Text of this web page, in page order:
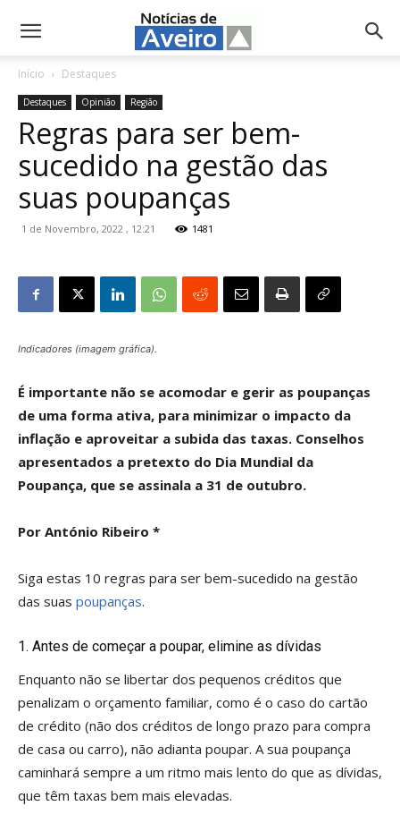
NotíciasdeAveiro.pt
Início Destaques
Destaques Opinião Região
Regras para ser bem-
sucedido na gestão das
suas poupanças
1 de Novembro, 2022 , 12:21 1481
Indicadores (imagem gráfica).
É importante não se acomodar e gerir as poupanças
de uma forma ativa, para minimizar o impacto da
inflação e aproveitar a subida das taxas. Conselhos
apresentados a pretexto do Dia Mundial da
Poupança, que se assinala a 31 de outubro.
Por António Ribeiro *
Siga estas 10 regras para ser bem-sucedido na gestão
das suas poupanças.
1. Antes de começar a poupar, elimine as dívidas
Enquanto não se libertar dos pequenos créditos que
penalizam o orçamento familiar, como é o caso do cartão
de crédito (não dos créditos de longo prazo para compra
de casa ou carro), não adianta poupar. A sua poupança
caminhará sempre a um ritmo mais lento do que as dívidas,
que têm taxas bem mais elevadas.